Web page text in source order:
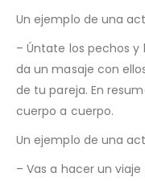
Un ejemplo de una
– Úntate los pechos
da un masaje con
de tu pareja. En
cuerpo a cuerpo.
Un ejemplo de una
– Vas a hacer un